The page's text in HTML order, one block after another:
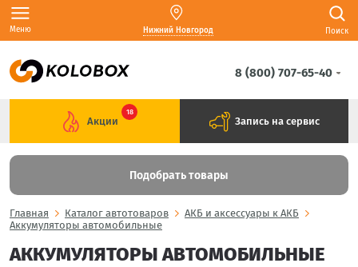
Меню Нижний Новгород Поиск
8 (800) 707-65-40
Акции
18
Запись на сервис
Подобрать товары
Главная Каталог автотоваров
АКБ и аксессуары к АКБ
Аккумуляторы автомобильные
АККУМУЛЯТОРЫ АВТОМОБИЛЬНЫЕ